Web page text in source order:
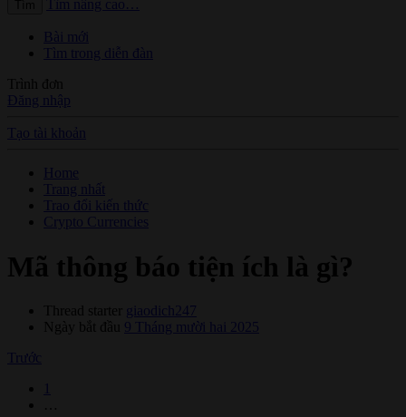
Tìm nâng cao…
Bài mới
Tìm trong diễn đàn
Trình đơn
Đăng nhập
Tạo tài khoản
Home
Trang nhất
Trao đổi kiến thức
Crypto Currencies
Mã thông báo tiện ích là gì?
Thread starter
giaodich247
Ngày bắt đầu
9 Tháng mười hai 2025
Trước